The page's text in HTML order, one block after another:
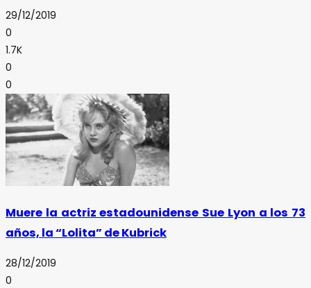
29/12/2019
0
1.7K
0
0
Muere la actriz estadounidense Sue Lyon a los 73
años, la “Lolita” de Kubrick
28/12/2019
0